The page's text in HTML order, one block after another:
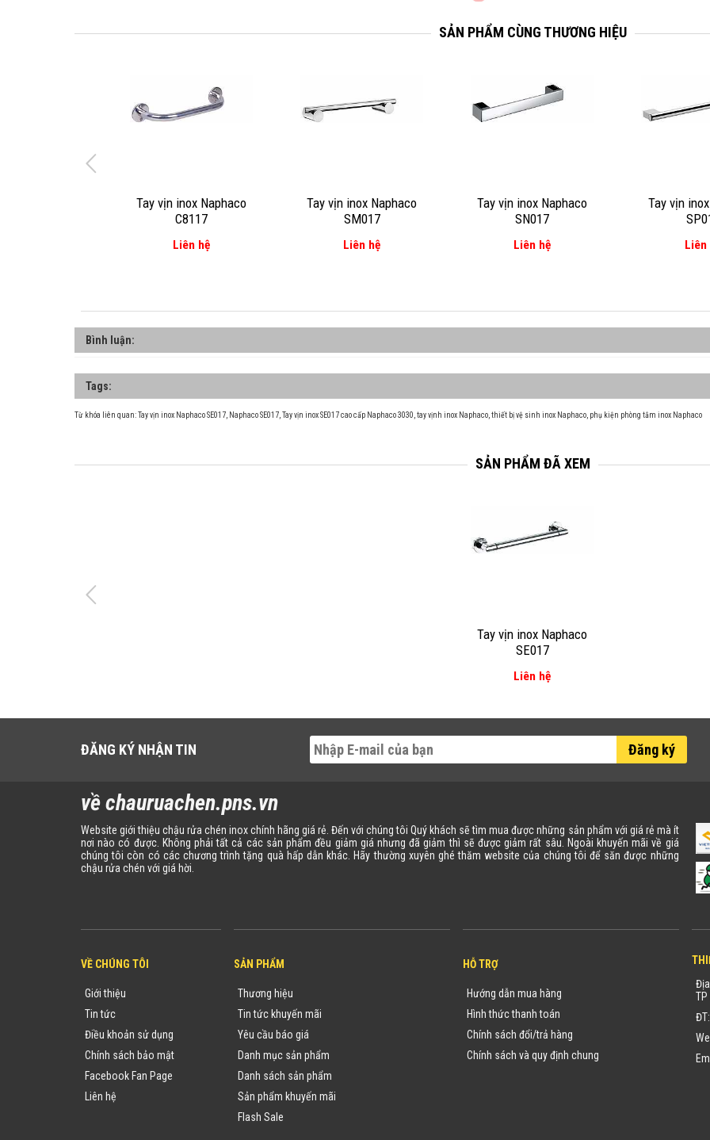
SẢN PHẨM CÙNG THƯƠNG HIỆU
Tay vịn inox Naphaco
C8117
Liên hệ
Tay vịn inox Naphaco
SM017
Liên hệ
Tay vịn inox Naphaco
SN017
Liên hệ
Tay vịn
Liên
Bình luận:
Tags:
Từ khóa liên quan:Tay vịn inox Naphaco SE017 Naphaco SE017 Tay vịn inox SE017 cao cấp Naphaco 3030 tay vịnh inox Naphaco thiết bị vệ sinh inox Naphaco phụ kiện phòng tắm inox Naphaco
SẢN PHẨM ĐÃ XEM
Tay vịn inox Naphaco
SE017
Liên hệ
ĐĂNG KÝ NHẬN TIN Đăng ký
về chauruachen.pns.vn
Website giới thiệu chậu rửa chén inox chính hãng giá rẻ. Đến với chúng tôi Quý khách sẽ tìm mua được những sản phẩm với giá rẻ mà ít
nơi nào có được. Không phải tất cả các sản phẩm đều giảm giá nhưng đã giảm thì sẽ được giảm rất sâu. Ngoài khuyến mãi về giá
chúng tôi còn có các chương trình tặng quà hấp dẫn khác. Hãy thường xuyên ghé thăm website của chúng tôi để săn được những
chậu rửa chén với giá hời.
VỀ CHÚNG TÔI
Giới thiệu
Tin tức
Điều khoản sử dụng
Chính sách bảo mật
Facebook Fan Page
Liên hệ
SẢN PHẨM
Thương hiệu
Tin tức khuyến mãi
Yêu cầu báo giá
Danh mục sản phẩm
Danh sách sản phẩm
Sản phẩm khuyến mãi
Flash Sale
HỖ TRỢ
Hướng dẫn mua hàng
Hình thức thanh toán
Chính sách đổi/trả hàng
Chính sách và quy định chung
TP
ĐT: